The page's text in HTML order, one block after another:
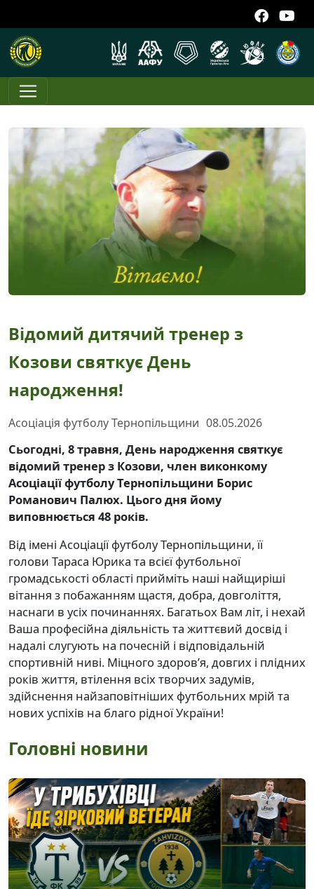
Відомий дитячий тренер з
Козови святкує День
народження!
Асоціація футболу Тернопільщини 08.05.2026
Сьогодні, 8 травня, День народження святкує
відомий тренер з Козови, член виконкому
Асоціації футболу Тернопільщини Борис
Романович Палюх. Цього дня йому
виповнюється 48 років.
Від імені Асоціації футболу Тернопільщини, її
голови Тараса Юрика та всієї футбольної
громадськості області прийміть наші найщиріші
вітання з побажанням щастя, добра, довголіття,
наснаги в усіх починаннях. Багатьох Вам літ, і нехай
Ваша професійна діяльність та життєвий досвід і
надалі слугують на почесній і відповідальній
спортивній ниві. Міцного здоров’я, довгих і плідних
років життя, втілення всіх творчих задумів,
здійснення найзаповітніших футбольних мрій та
нових успіхів на благо рідної України!
Головні новини